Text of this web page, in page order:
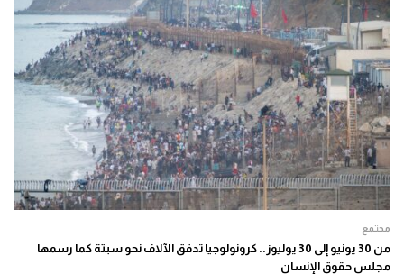
مجتمع
من 30 يونيو إلى 30 يوليوز.. كرونولوجيا تدفق الآلاف نحو سبتة كما رسمها
مجلس حقوق الإنسان